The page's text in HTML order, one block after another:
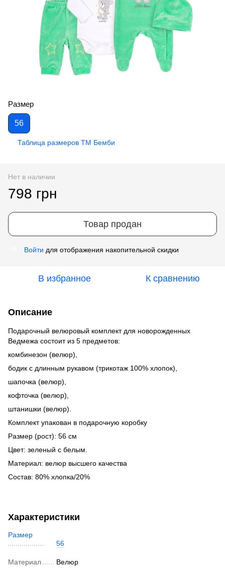
Размер
56
Таблица размеров ТМ Бемби
Нет в наличии
798 грн
Товар продан
Войти для отображения накопительной скидки
В избранное К сравнению
Описание
Подарочный велюровый комплект для новорожденных
Ведмежа состоит из 5 предметов:
комбинезон (велюр),
бодик с длинным рукавом (трикотаж 100% хлопок),
шапочка (велюр),
кофточка (велюр),
штанишки (велюр).
Комплект упакован в подарочную коробку
Размер (рост): 56 см
Цвет: зеленый с белым.
Материал: велюр высшего качества
Состав: 80% хлопка/20%
Характеристики
Размер
56
Материал Велюр